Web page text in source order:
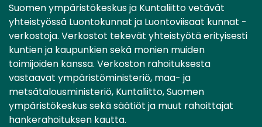
Suomen ympäristökeskus ja Kuntaliitto vetävät
yhteistyössä Luontokunnat ja Luontoviisaat kunnat -
verkostoja. Verkostot tekevät yhteistyötä erityisesti
kuntien ja kaupunkien sekä monien muiden
toimijoiden kanssa. Verkoston rahoituksesta
vastaavat ympäristöministeriö, maa- ja
metsätalousministeriö, Kuntaliitto, Suomen
ympäristökeskus sekä säätiöt ja muut rahoittajat
hankerahoituksen kautta.